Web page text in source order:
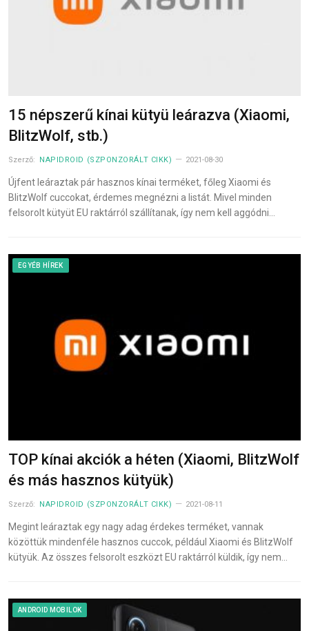
15 népszerű kínai kütyü leárazva (Xiaomi,
BlitzWolf, stb.)
Szerző: NAPIDROID (SZPONZORÁLT CIKK) 2021-08-30
Újfent leáraztak pár hasznos kínai terméket, főleg Xiaomi és
BlitzWolf cuccokat, érdemes megnézni a listát. Mivel minden
felsorolt kütyüt EU raktárról szállítanak, így nem kell aggódni…
EGYÉB HÍREK
TOP kínai akciók a héten (Xiaomi, BlitzWolf
és más hasznos kütyük)
Szerző: NAPIDROID (SZPONZORÁLT CIKK) 2021-08-11
Megint leáraztak egy nagy adag érdekes terméket, vannak
közöttük mindenféle hasznos cuccok, például Xiaomi és BlitzWolf
kütyük. Az összes felsorolt eszközt EU raktárról küldik, így nem…
ANDROID MOBILOK